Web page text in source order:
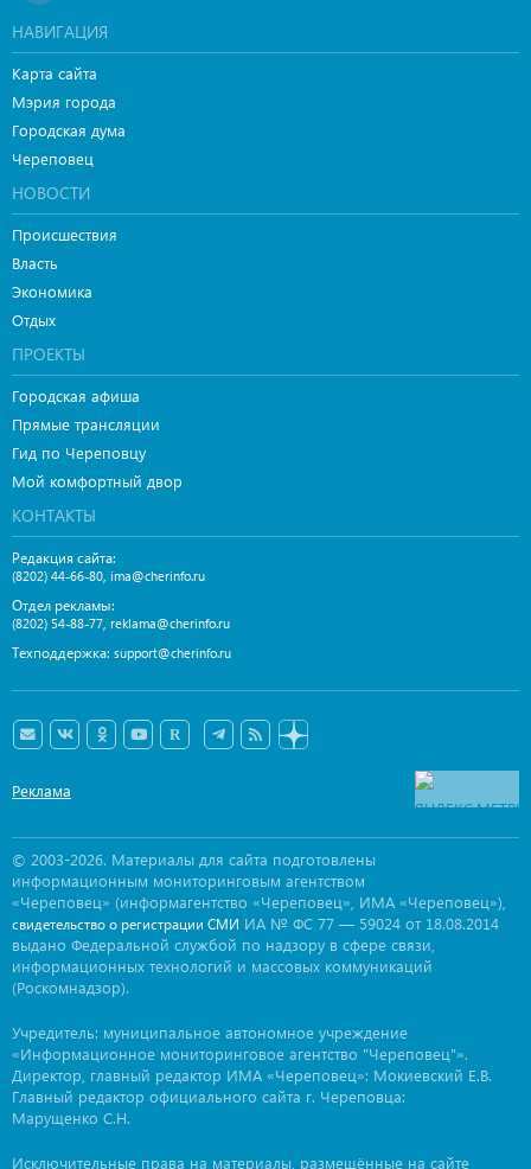
НАВИГАЦИЯ
Карта сайта
Мэрия города
Городская дума
Череповец
НОВОСТИ
Происшествия
Власть
Экономика
Отдых
ПРОЕКТЫ
Городская афиша
Прямые трансляции
Гид по Череповцу
Мой комфортный двор
КОНТАКТЫ
Редакция сайта:
(8202) 44-66-80 ima@cherinfo.ru
Отдел рекламы:
(8202) 54-88-77 reklama@cherinfo.ru
Техподдержка: support@cherinfo.ru
Реклама
© 2003-2026. Материалы для сайта подготовлены
информационным мониторинговым агентством
«Череповец» (информагентство «Череповец», ИМА «Череповец»),
свидетельство о регистрации СМИ ИА № ФС 77 — 59024 от 18.08.2014
выдано Федеральной службой по надзору в сфере связи,
информационных технологий и массовых коммуникаций
(Роскомнадзор).
Учредитель: муниципальное автономное учреждение
«Информационное мониторинговое агентство "Череповец"».
Директор, главный редактор ИМА «Череповец»: Мокиевский Е.В.
Главный редактор официального сайта г. Череповца:
Марущенко С.Н.
Исключительные права на материалы, размещённые на сайте